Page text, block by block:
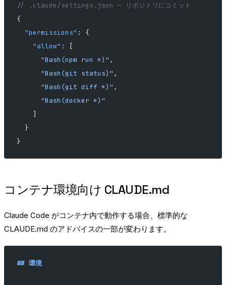
// .claude/settings.json — リポジトリにコミット
{
  "permissions"
: {
    "allow"
: [
      "Bash(npm run *)"
,
      "Bash(git status)"
,
      "Bash(git diff *)"
,
      "Bash(docker *)"
    ]
  }
}
コンテナ環境向け CLAUDE.md
Claude Code がコンテナ内で動作する場合、標準的な
CLAUDE.md のアドバイスの一部が変わります。
## 環境